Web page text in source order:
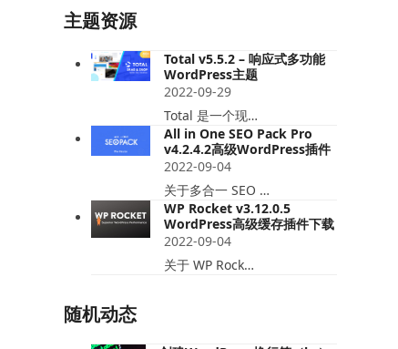
主题资源
Total v5.5.2 – 响应式多功能
WordPress主题
2022-09-29
Total 是一个现…
All in One SEO Pack Pro
v4.2.4.2高级WordPress插件
2022-09-04
关于多合一 SEO …
WP Rocket v3.12.0.5
WordPress高级缓存插件下载
2022-09-04
关于 WP Rock…
随机动态